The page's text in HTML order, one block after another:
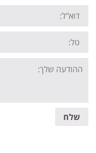
Email:
Tel:
Your
message:
שלח